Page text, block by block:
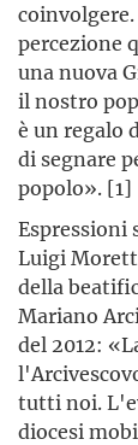
percezione
una nuova
il nostro
è un regalo
di segnare
popolo». [1]
Espressioni
Luigi
della
Mariano
del 2012:
tutti noi.
diocesi